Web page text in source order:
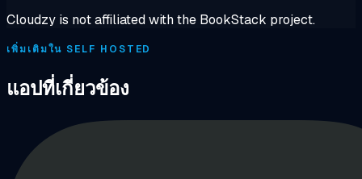
Cloudzy is not affiliated with the BookStack project.
เพิ่มเติมใน SELF HOSTED
แอปที่เกี่ยวข้อง